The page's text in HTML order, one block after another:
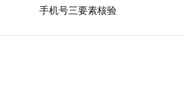
手机号三要素核验